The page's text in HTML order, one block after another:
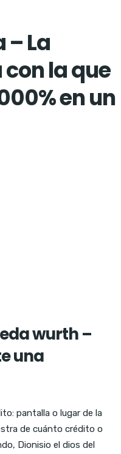
La
la que
en un
wurth –
una
pantalla o lugar de la
de cuánto crédito o
Dionisio el dios del